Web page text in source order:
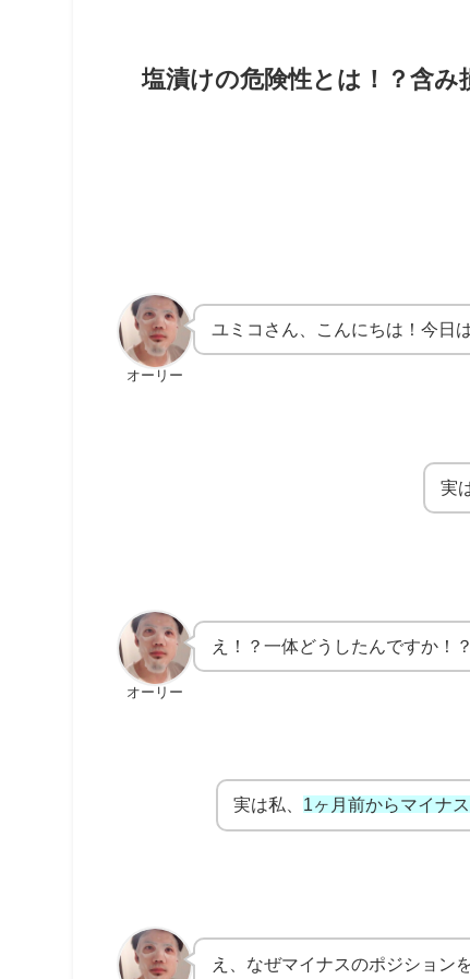
塩漬けの危険性とは！？含み
オーリー
ユミコさん、こんにちは！今日
実
オーリー
え！？一体どうしたんですか！？
実は私、 1ヶ月前からマイナ
え、なぜマイナスのポジション